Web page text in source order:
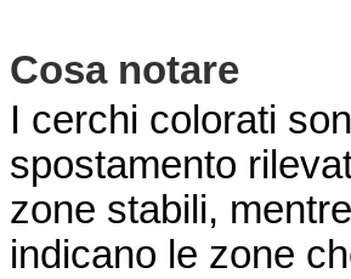
Cosa notare
I cerchi colorati
spostamento
zone stabili,
indicano le zone